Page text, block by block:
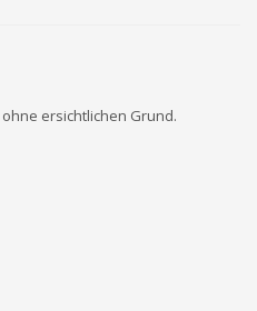
ersichtlichen Grund.